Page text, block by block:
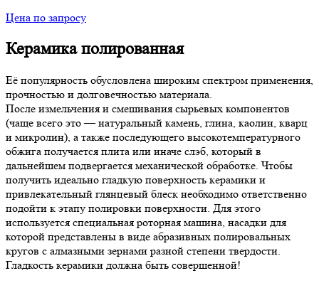
Цена по запросу
Керамика полированная
Её популярность обусловлена широким спектром применения,
прочностью и долговечностью материала.
После измельчения и смешивания сырьевых компонентов
(чаще всего это — натуральный камень, глина, каолин, кварц
и микролин), а также последующего высокотемпературного
обжига получается плита или иначе слэб, который в
дальнейшем подвергается механической обработке. Чтобы
получить идеально гладкую поверхность керамики и
привлекательный глянцевый блеск необходимо ответственно
подойти к этапу полировки поверхности. Для этого
используется специальная роторная машина, насадки для
которой представлены в виде абразивных полировальных
кругов с алмазными зернами разной степени твердости.
Гладкость керамики должна быть совершенной!